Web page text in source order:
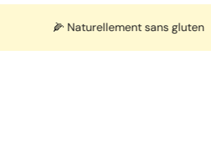
🌽 Naturellement sans gluten